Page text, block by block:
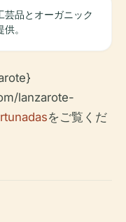
芸品とオーガニック
。
lanzarote-
をご覧くだ